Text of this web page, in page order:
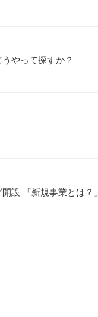
やって探すか？
設 「新規事業とは？」